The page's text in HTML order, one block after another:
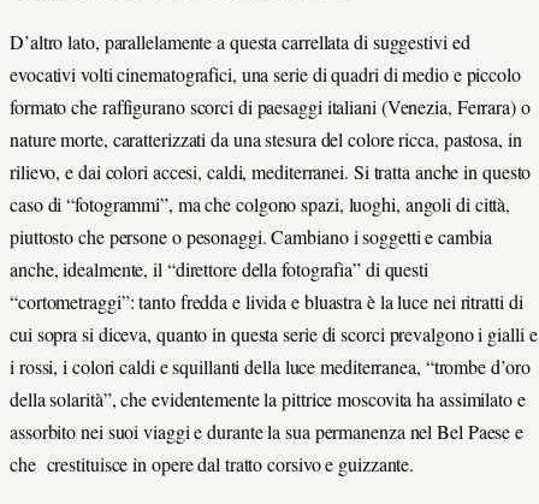
D’altro lato, parallelamente a questa carrellata di suggestivi ed
evocativi volti cinematografici, una serie di quadri di medio e piccolo
formato che raffigurano scorci di paesaggi italiani (Venezia, Ferrara) o
nature morte, caratterizzati da una stesura del colore ricca, pastosa, in
rilievo, e dai colori accesi, caldi, mediterranei. Si tratta anche in questo
caso di “fotogrammi”, ma che colgono spazi, luoghi, angoli di città,
piuttosto che persone o pesonaggi. Cambiano i soggetti e cambia
anche, idealmente, il “direttore della fotografia” di questi
“cortometraggi”: tanto fredda e livida e bluastra è la luce nei ritratti di
cui sopra si diceva, quanto in questa serie di scorci prevalgono i gialli e
i rossi, i colori caldi e squillanti della luce mediterranea, “trombe d’oro
della solarità”, che evidentemente la pittrice moscovita ha assimilato e
assorbito nei suoi viaggi e durante la sua permanenza nel Bel Paese e
che crestituisce in opere dal tratto corsivo e guizzante.